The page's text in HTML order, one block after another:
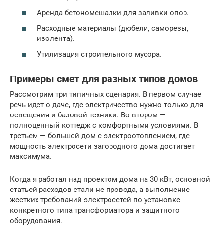
Аренда бетономешалки для заливки опор.
Расходные материалы (дюбели, саморезы,
изолента).
Утилизация строительного мусора.
Примеры смет для разных типов домов
Рассмотрим три типичных сценария. В первом случае
речь идет о даче, где электричество нужно только для
освещения и базовой техники. Во втором —
полноценный коттедж с комфортными условиями. В
третьем — большой дом с электроотоплением, где
мощность электросети загородного дома достигает
максимума.
Когда я работал над проектом дома на 30 кВт, основной
статьей расходов стали не провода, а выполнение
жестких требований электросетей по установке
конкретного типа трансформатора и защитного
оборудования.